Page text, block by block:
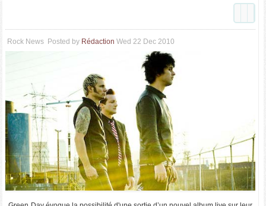
Rock News Posted by Rédaction Wed 22 Dec 2010